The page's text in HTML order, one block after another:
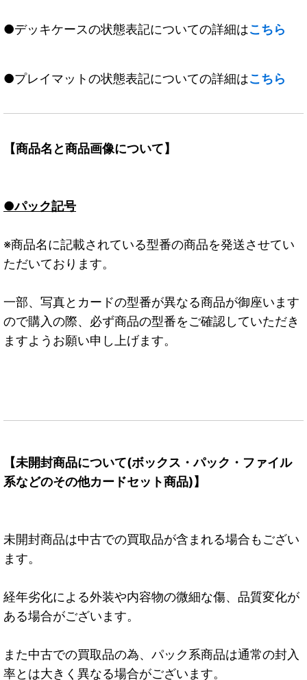
●デッキケースの状態表記についての詳細はこちら
●プレイマットの状態表記についての詳細はこちら
【商品名と商品画像について】
●パック記号
※商品名に記載されている型番の商品を発送させてい
ただいております。
一部、写真とカードの型番が異なる商品が御座います
ので購入の際、必ず商品の型番をご確認していただき
ますようお願い申し上げます。
【未開封商品について(ボックス・パック・ファイル
系などのその他カードセット商品)】
未開封商品は中古での買取品が含まれる場合もござい
ます。
経年劣化による外装や内容物の微細な傷、品質変化が
ある場合がございます。
また中古での買取品の為、パック系商品は通常の封入
率とは大きく異なる場合がございます。